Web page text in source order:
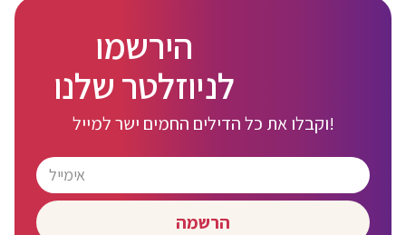
הירשמו
לניוזלטר שלנו
וקבלו את כל הדילים החמים ישר למייל!
הרשמה